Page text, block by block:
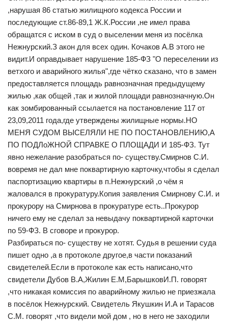
,нарушая 86 статью жилищного кодекса России и
последующие ст.86-89,1 Ж.К.России ,не имел права
обращатся с иском в суд о выселении меня из посёлка
Нежнурский.З акон для всех один. Кочаков А.В этого не
видит.И оправдывает нарушение 185-ФЗ "О переселении из
ветхого и аварийного жилья",где чётко сказано, что в замен
предоставляется площадь равнозначная предыдущему
жилью ,как общей ,так и жилой площади равнозначную.Он
как зомбированный ссылается на постановление 117 от
23,09,2011 года,где утверждены жилищные нормы.НО
МЕНЯ СУДОМ ВЫСЕЛЯЛИ НЕ ПО ПОСТАНОВЛЕНИЮ,А
ПО ПОДЛоЖНОЙ СПРАВКЕ О ПЛОЩАДИ И 185-ФЗ. Тут
явно нежелание разобраться по- существу.Смирнов С.И.
вовремя не дал мне поквартирную карточку,чтобы я сделал
паспортизацию квартиры в п.Нежнурский ,о чём я
жаловался в прокуратуру.Копия заявления Смирнову С.И. и
прокурору на Смирнова в прокуратуре есть..Прокурор
ничего ему не сделал за невыдачу поквартирной карточки
по 59-ФЗ. В сговоре и прокурор.
Разбираться по- существу не хотят. Судья в решении суда
пишет одно ,а в протоколе другое,в части показаний
свидетелей.Если в протоколе как есть написано,что
свидетели Дубов В.А,Жилин Е.М,БарышковИ.П. говорят
,что никакая комиссия по аварийному жилью не приезжала
в посёлок Нежнурский. Свидетель Якушкин И.А и Тарасов
С.М. говорят ,что видели мой дом , но в него не заходили